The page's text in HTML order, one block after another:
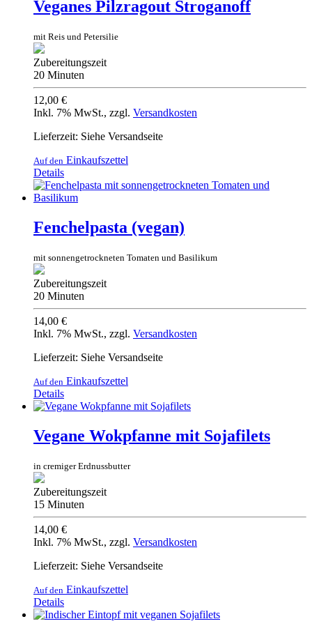
Veganes Pilzragout Stroganoff
mit Reis und Petersilie
Zubereitungszeit
20 Minuten
12,00 €
Inkl. 7% MwSt., zzgl. Versandkosten
Lieferzeit: Siehe Versandseite
Auf den Einkaufszettel
Details
Fenchelpasta (vegan)
mit sonnengetrockneten Tomaten und Basilikum
Zubereitungszeit
20 Minuten
14,00 €
Inkl. 7% MwSt., zzgl. Versandkosten
Lieferzeit: Siehe Versandseite
Auf den Einkaufszettel
Details
Vegane Wokpfanne mit Sojafilets
in cremiger Erdnussbutter
Zubereitungszeit
15 Minuten
14,00 €
Inkl. 7% MwSt., zzgl. Versandkosten
Lieferzeit: Siehe Versandseite
Auf den Einkaufszettel
Details